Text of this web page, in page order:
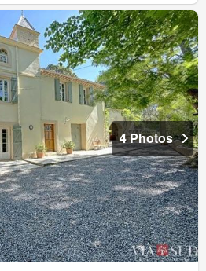
4 Photos